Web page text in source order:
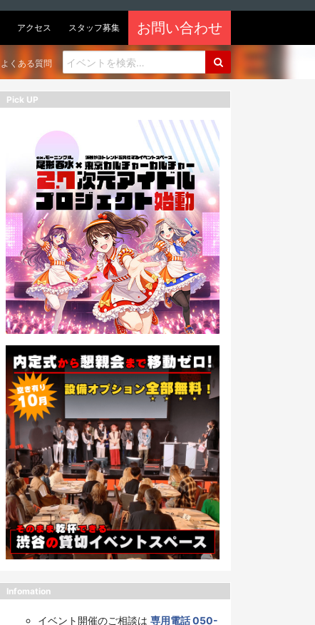
アクセス スタッフ募集 お問い合わせ
よくある質問
Pick UP
Infomation
イベント開催のご相談は 専用電話 050-